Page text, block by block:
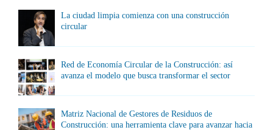
La ciudad limpia comienza con una construcción
circular
Red de Economía Circular de la Construcción: así
avanza el modelo que busca transformar el sector
Matriz Nacional de Gestores de Residuos de
Construcción: una herramienta clave para avanzar hacia